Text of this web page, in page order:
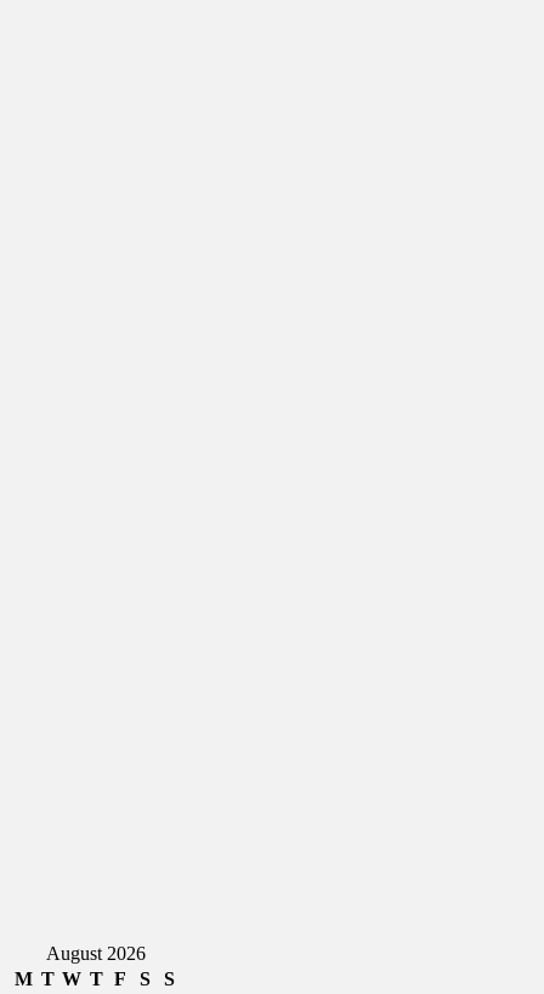
August 2026
M T W T F S
S